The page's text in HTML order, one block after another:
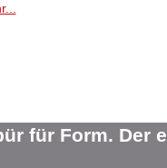
für Form. Der